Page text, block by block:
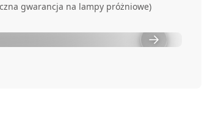
gwarancja na lampy próżniowe)